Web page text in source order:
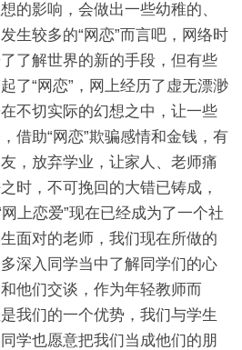
的影响，会做出一些幼稚的、
生较多的“网恋”而言吧，网络时
了解世界的新的手段，但有些
了“网恋”，网上经历了虚无漂渺
不切实际的幻想之中，让一些
借助“网恋”欺骗感情和金钱，有
，放弃学业，让家人、老师痛
时，不可挽回的大错已铸成，
网上恋爱”现在已经成为了一个社
面对的老师，我们现在所做的
深入同学当中了解同学们的心
他们交谈，作为年轻教师而
我们的一个优势，我们与学生
学也愿意把我们当成他们的朋